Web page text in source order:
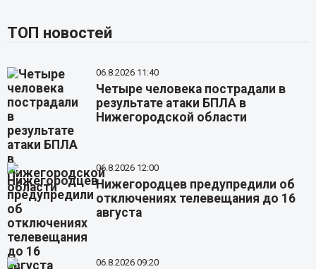
ТОП новостей
06.8.2026 11:40
Четыре человека пострадали в
результате атаки БПЛА в
Нижегородской области
06.8.2026 12:00
Нижегородцев предупредили об
отключениях телевещания до 16
августа
06.8.2026 09:20